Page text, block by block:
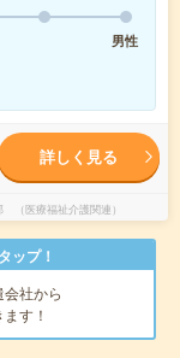
男性
詳しく見る
（医療福祉介護関連）
ップ！
会社から
す！